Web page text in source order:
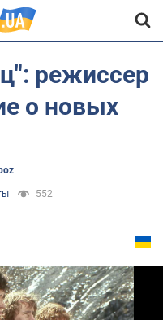
режиссер
о новых
552